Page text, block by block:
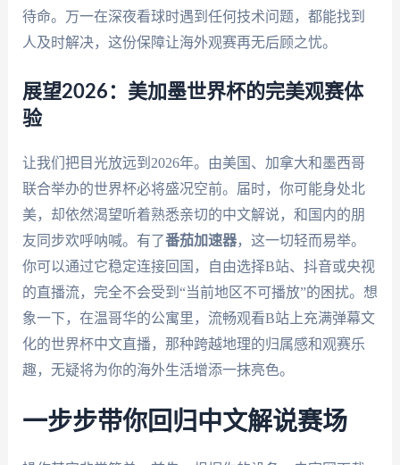
待命。万一在深夜看球时遇到任何技术问题，都能找到
人及时解决，这份保障让海外观赛再无后顾之忧。
展望2026：美加墨世界杯的完美观赛体
验
让我们把目光放远到2026年。由美国、加拿大和墨西哥
联合举办的世界杯必将盛况空前。届时，你可能身处北
美，却依然渴望听着熟悉亲切的中文解说，和国内的朋
友同步欢呼呐喊。有了番茄加速器，这一切轻而易举。
你可以通过它稳定连接回国，自由选择B站、抖音或央视
的直播流，完全不会受到“当前地区不可播放”的困扰。想
象一下，在温哥华的公寓里，流畅观看B站上充满弹幕文
化的世界杯中文直播，那种跨越地理的归属感和观赛乐
趣，无疑将为你的海外生活增添一抹亮色。
一步步带你回归中文解说赛场